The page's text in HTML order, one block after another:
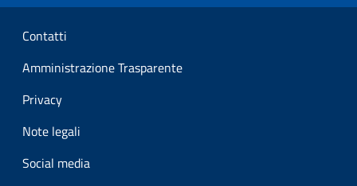
Sezione Link Utili
Contatti
Amministrazione Trasparente
Privacy
Note legali
Social media